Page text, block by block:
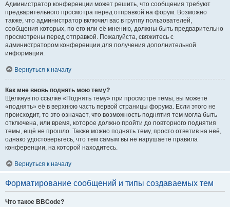
Администратор конференции может решить, что сообщения требуют
предварительного просмотра перед отправкой на форум. Возможно
также, что администратор включил вас в группу пользователей,
сообщения которых, по его или её мнению, должны быть предварительно
просмотрены перед отправкой. Пожалуйста, свяжитесь с
администратором конференции для получения дополнительной
информации.
Вернуться к началу
Как мне вновь поднять мою тему?
Щёлкнув по ссылке «Поднять тему» при просмотре темы, вы можете
«поднять» её в верхнюю часть первой страницы форума. Если этого не
происходит, то это означает, что возможность поднятия тем могла быть
отключена, или время, которое должно пройти до повторного поднятия
темы, ещё не прошло. Также можно поднять тему, просто ответив на неё,
однако удостоверьтесь, что тем самым вы не нарушаете правила
конференции, на которой находитесь.
Вернуться к началу
Форматирование сообщений и типы создаваемых тем
Что такое BBCode?